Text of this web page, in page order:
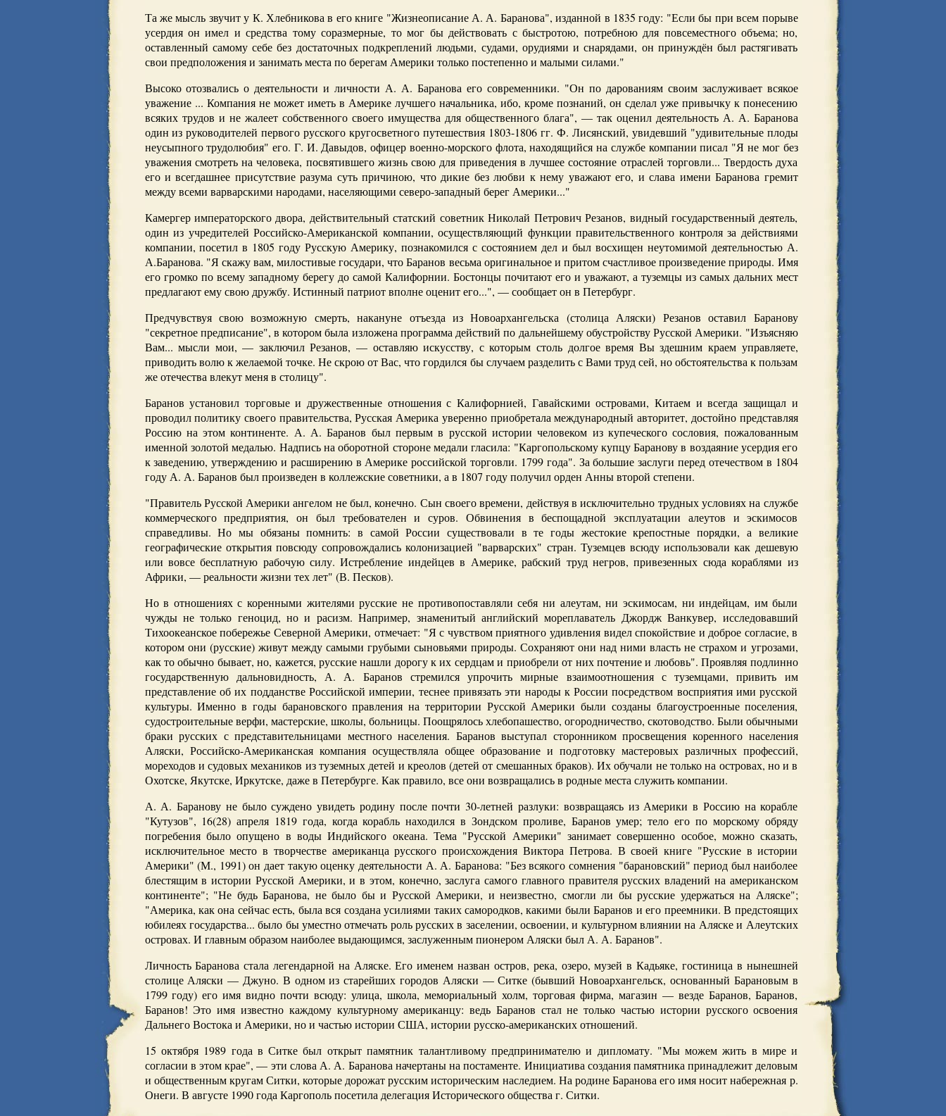
Та же мысль звучит у К. Хлебникова в его книге "Жизнеописание А. А. Баранова", изданной в 1835 году: "Если бы при всем порыве
усердия он имел и средства тому соразмерные, то мог бы действовать с быстротою, потребною для повсеместного объема; но,
оставленный самому себе без достаточных подкреплений людьми, судами, орудиями и снарядами, он принуждён был растягивать
свои предположения и занимать места по берегам Америки только постепенно и малыми силами."
Высоко отозвались о деятельности и личности А. А. Баранова его современники. "Он по дарованиям своим заслуживает всякое
уважение ... Компания не может иметь в Америке лучшего начальника, ибо, кроме познаний, он сделал уже привычку к понесению
всяких трудов и не жалеет собственного своего имущества для общественного блага", — так оценил деятельность А. А. Баранова
один из руководителей первого русского кругосветного путешествия 1803-1806 гг. Ф. Лисянский, увидевший "удивительные плоды
неусыпного трудолюбия" его. Г. И. Давыдов, офицер военно-морского флота, находящийся на службе компании писал "Я не мог без
уважения смотреть на человека, посвятившего жизнь свою для приведения в лучшее состояние отраслей торговли... Твердость духа
его и всегдашнее присутствие разума суть причиною, что дикие без любви к нему уважают его, и слава имени Баранова гремит
между всеми варварскими народами, населяющими северо-западный берег Америки..."
Камергер императорского двора, действительный статский советник Николай Петрович Резанов, видный государственный деятель,
один из учредителей Российско-Американской компании, осуществляющий функции правительственного контроля за действиями
компании, посетил в 1805 году Русскую Америку, познакомился с состоянием дел и был восхищен неутомимой деятельностью А.
А.Баранова. "Я скажу вам, милостивые государи, что Баранов весьма оригинальное и притом счастливое произведение природы. Имя
его громко по всему западному берегу до самой Калифорнии. Бостонцы почитают его и уважают, а туземцы из самых дальних мест
предлагают ему свою дружбу. Истинный патриот вполне оценит его...", — сообщает он в Петербург.
Предчувствуя свою возможную смерть, накануне отъезда из Новоархангельска (столица Аляски) Резанов оставил Баранову
"секретное предписание", в котором была изложена программа действий по дальнейшему обустройству Русской Америки. "Изъясняю
Вам... мысли мои, — заключил Резанов, — оставляю искусству, с которым столь долгое время Вы здешним краем управляете,
приводить волю к желаемой точке. Не скрою от Вас, что гордился бы случаем разделить с Вами труд сей, но обстоятельства к пользам
же отечества влекут меня в столицу".
Баранов установил торговые и дружественные отношения с Калифорнией, Гавайскими островами, Китаем и всегда защищал и
проводил политику своего правительства, Русская Америка уверенно приобретала международный авторитет, достойно представляя
Россию на этом континенте. А. А. Баранов был первым в русской истории человеком из купеческого сословия, пожалованным
именной золотой медалью. Надпись на оборотной стороне медали гласила: "Каргопольскому купцу Баранову в воздаяние усердия его
к заведению, утверждению и расширению в Америке российской торговли. 1799 года". За большие заслуги перед отечеством в 1804
году А. А. Баранов был произведен в коллежские советники, а в 1807 году получил орден Анны второй степени.
"Правитель Русской Америки ангелом не был, конечно. Сын своего времени, действуя в исключительно трудных условиях на службе
коммерческого предприятия, он был требователен и суров. Обвинения в беспощадной эксплуатации алеутов и эскимосов
справедливы. Но мы обязаны помнить: в самой России существовали в те годы жестокие крепостные порядки, а великие
географические открытия повсюду сопровождались колонизацией "варварских" стран. Туземцев всюду использовали как дешевую
или вовсе бесплатную рабочую силу. Истребление индейцев в Америке, рабский труд негров, привезенных сюда кораблями из
Африки, — реальности жизни тех лет" (В. Песков).
Но в отношениях с коренными жителями русские не противопоставляли себя ни алеутам, ни эскимосам, ни индейцам, им были
чужды не только геноцид, но и расизм. Например, знаменитый английский мореплаватель Джордж Ванкувер, исследовавший
Тихоокеанское побережье Северной Америки, отмечает: "Я с чувством приятного удивления видел спокойствие и доброе согласие, в
котором они (русские) живут между самыми грубыми сыновьями природы. Сохраняют они над ними власть не страхом и угрозами,
как то обычно бывает, но, кажется, русские нашли дорогу к их сердцам и приобрели от них почтение и любовь". Проявляя подлинно
государственную дальновидность, А. А. Баранов стремился упрочить мирные взаимоотношения с туземцами, привить им
представление об их подданстве Российской империи, теснее привязать эти народы к России посредством восприятия ими русской
культуры. Именно в годы барановского правления на территории Русской Америки были созданы благоустроенные поселения,
судостроительные верфи, мастерские, школы, больницы. Поощрялось хлебопашество, огородничество, скотоводство. Были обычными
браки русских с представительницами местного населения. Баранов выступал сторонником просвещения коренного населения
Аляски, Российско-Американская компания осуществляла общее образование и подготовку мастеровых различных профессий,
мореходов и судовых механиков из туземных детей и креолов (детей от смешанных браков). Их обучали не только на островах, но и в
Охотске, Якутске, Иркутске, даже в Петербурге. Как правило, все они возвращались в родные места служить компании.
А. А. Баранову не было суждено увидеть родину после почти 30-летней разлуки: возвращаясь из Америки в Россию на корабле
"Кутузов", 16(28) апреля 1819 года, когда корабль находился в Зондском проливе, Баранов умер; тело его по морскому обряду
погребения было опущено в воды Индийского океана. Тема "Русской Америки" занимает совершенно особое, можно сказать,
исключительное место в творчестве американца русского происхождения Виктора Петрова. В своей книге "Русские в истории
Америки" (М., 1991) он дает такую оценку деятельности А. А. Баранова: "Без всякого сомнения "барановский" период был наиболее
блестящим в истории Русской Америки, и в этом, конечно, заслуга самого главного правителя русских владений на американском
континенте"; "Не будь Баранова, не было бы и Русской Америки, и неизвестно, смогли ли бы русские удержаться на Аляске";
"Америка, как она сейчас есть, была вся создана усилиями таких самородков, какими были Баранов и его преемники. В предстоящих
юбилеях государства... было бы уместно отмечать роль русских в заселении, освоении, и культурном влиянии на Аляске и Алеутских
островах. И главным образом наиболее выдающимся, заслуженным пионером Аляски был А. А. Баранов".
Личность Баранова стала легендарной на Аляске. Его именем назван остров, река, озеро, музей в Кадьяке, гостиница в нынешней
столице Аляски — Джуно. В одном из старейших городов Аляски — Ситке (бывший Новоархангельск, основанный Барановым в
1799 году) его имя видно почти всюду: улица, школа, мемориальный холм, торговая фирма, магазин — везде Баранов, Баранов,
Баранов! Это имя известно каждому культурному американцу: ведь Баранов стал не только частью истории русского освоения
Дальнего Востока и Америки, но и частью истории США, истории русско-американских отношений.
15 октября 1989 года в Ситке был открыт памятник талантливому предпринимателю и дипломату. "Мы можем жить в мире и
согласии в этом крае", — эти слова А. А. Баранова начертаны на постаменте. Инициатива создания памятника принадлежит деловым
и общественным кругам Ситки, которые дорожат русским историческим наследием. На родине Баранова его имя носит набережная р.
Онеги. В августе 1990 года Каргополь посетила делегация Исторического общества г. Ситки.